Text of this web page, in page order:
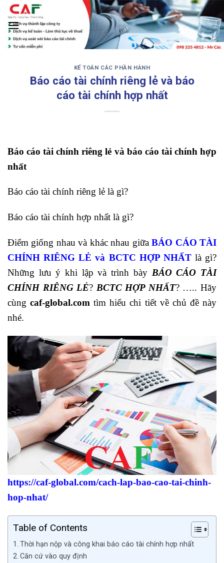
Skip
content
‹ ›
KẾ TOÁN CÁC PHẦN HÀNH
Báo cáo tài chính riêng lẻ và báo
cáo tài chính hợp nhất
Báo cáo tài chính riêng lẻ và báo cáo tài chính hợp
nhất
Báo cáo tài chính riêng lẻ là gì?
Báo cáo tài chính hợp nhất là gì?
Điểm giống nhau và khác nhau giữaBÁO CÁO TÀI
CHÍNH RIÊNG LẺ và BCTC HỢP NHẤTlà gì?
Những lưu ý khi lập và trình bày BÁO CÁO TÀI
CHÍNH RIÊNG LẺ? BCTC HỢP NHẤT? ….. Hãy
cùngcaf-global.com tìm hiểu chi tiết về chủ đề này
nhé.
https://caf-global.com/cach-lap-bao-cao-tai-chinh-
hop-nhat/
Table of Contents
Thời hạn nộp và công khai báo cáo tài chính hợp nhất
Căn cứ vào quy định